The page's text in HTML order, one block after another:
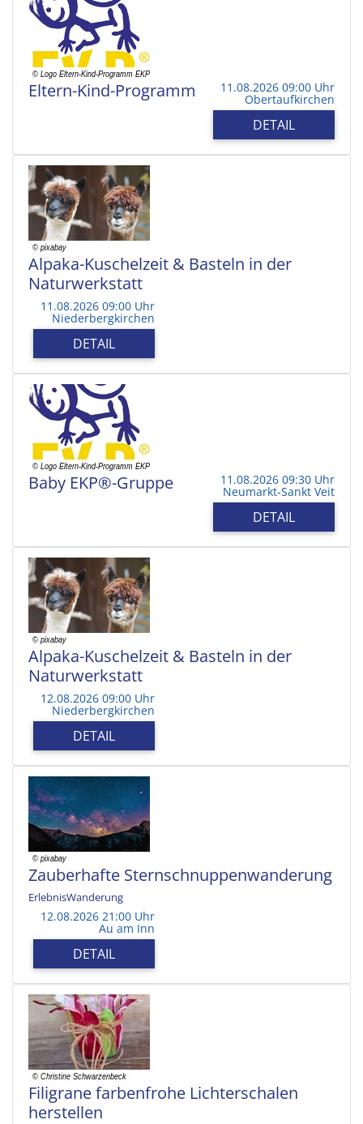
Eltern-Kind-Programm 11.08.2026 09:00 Uhr
Obertaufkirchen
DETAIL
Alpaka-Kuschelzeit & Basteln in der
Naturwerkstatt
11.08.2026 09:00 Uhr
Niederbergkirchen
DETAIL
Baby EKP®-Gruppe 11.08.2026 09:30 Uhr
Neumarkt-Sankt Veit
DETAIL
Alpaka-Kuschelzeit & Basteln in der
Naturwerkstatt
12.08.2026 09:00 Uhr
Niederbergkirchen
DETAIL
Zauberhafte Sternschnuppenwanderung
ErlebnisWanderung
12.08.2026 21:00 Uhr
Au am Inn
DETAIL
Filigrane farbenfrohe Lichterschalen
herstellen